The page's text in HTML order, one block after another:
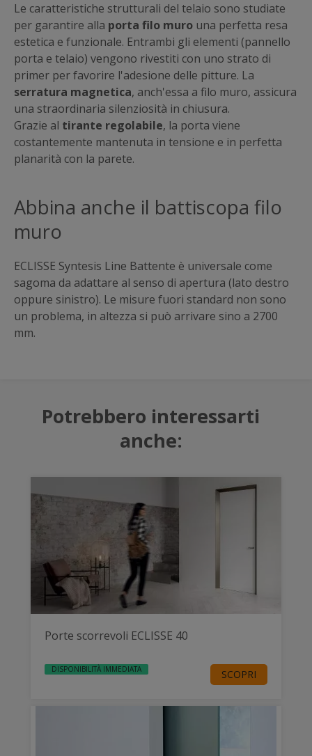
Le caratteristiche strutturali del telaio sono studiate
per garantire alla porta filo muro una perfetta resa
estetica e funzionale. Entrambi gli elementi (pannello
porta e telaio) vengono rivestiti con uno strato di
primer per favorire l'adesione delle pitture. La
serratura magnetica, anch'essa a filo muro, assicura
una straordinaria silenziosità in chiusura.
Grazie al tirante regolabile, la porta viene
costantemente mantenuta in tensione e in perfetta
planarità con la parete.
Abbina anche il battiscopa filo
muro
ECLISSE Syntesis Line Battente è universale come
sagoma da adattare al senso di apertura (lato destro
oppure sinistro). Le misure fuori standard non sono
un problema, in altezza si può arrivare sino a 2700
mm.
Potrebbero interessarti
anche:
Porte scorrevoli ECLISSE 40
DISPONIBILITÀ IMMEDIATA SCOPRI